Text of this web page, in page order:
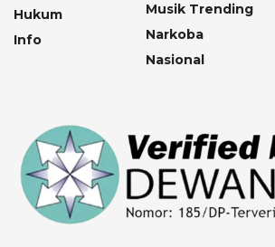
Hukum
Info
Musik Trending
Narkoba
Nasional